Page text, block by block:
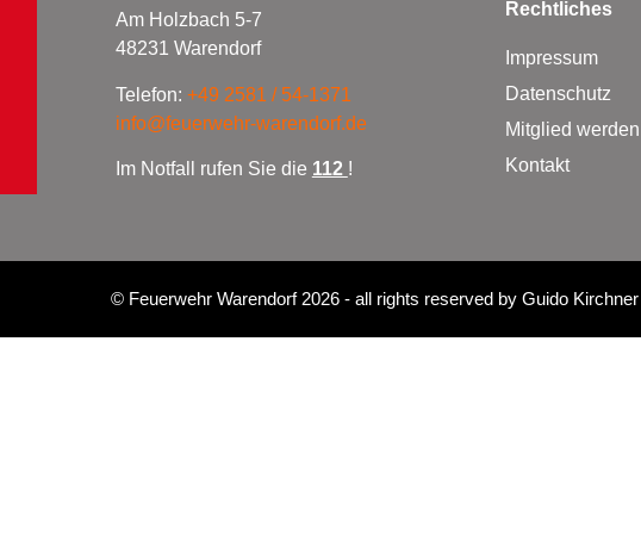
Am Holzbach 5-7
48231 Warendorf
Telefon: +49 2581 / 54-1371
info@feuerwehr-warendorf.de
Im Notfall rufen Sie die 112 !
Rechtliches
Impressum
Datenschutz
Mitglied
Kontakt
© Feuerwehr Warendorf 2026- all rights reserved by Guido Kirchner